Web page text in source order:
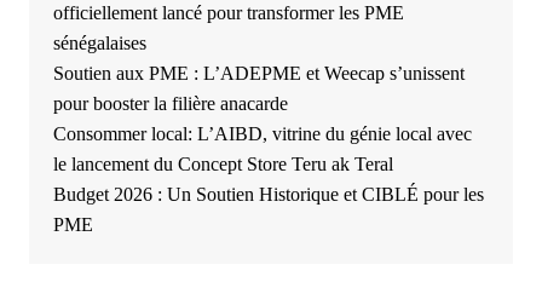
officiellement lancé pour transformer les PME
sénégalaises
Soutien aux PME : L’ADEPME et Weecap s’unissent
pour booster la filière anacarde
Consommer local: L’AIBD, vitrine du génie local avec
le lancement du Concept Store Teru ak Teral
Budget 2026 : Un Soutien Historique et CIBLÉ pour les
PME